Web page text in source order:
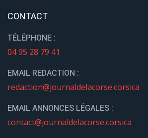
CONTACT
TÉLÉPHONE :
04 95 28 79 41
EMAIL REDACTION :
redaction@journaldelacorse.corsica
EMAIL ANNONCES LÉGALES :
contact@journaldelacorse.corsica